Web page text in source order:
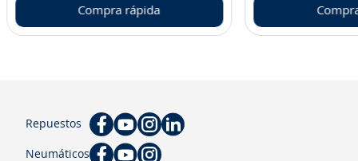
Compra rápida
Repuestos
Neumáticos